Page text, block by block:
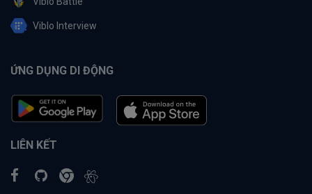
Viblo Interview
ỨNG DỤNG DI ĐỘNG
LIÊN KẾT